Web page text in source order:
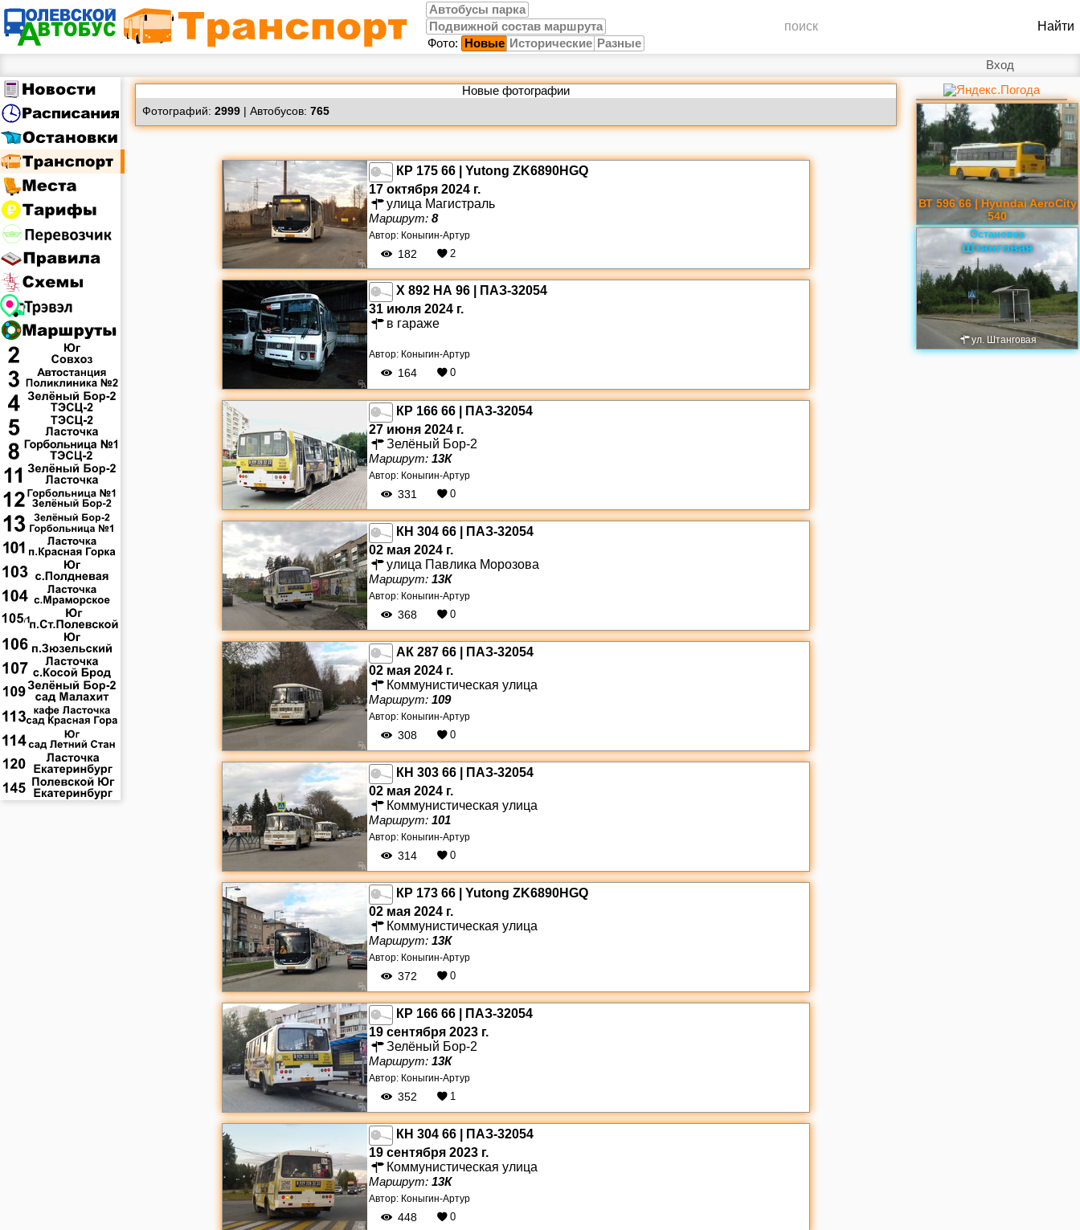
Автобусы парка
Подвижной состав маршрута
Фото:
Новые Исторические Разные
Вход
Новые фотографии
Фотографий: 2999 | Автобусов: 765
КР 175 66 | Yutong ZK6890HGQ
17 октября 2024 г.
улица Магистраль
Маршрут: 8
Автор: Коныгин-Артур
182 2
Х 892 НА 96 | ПАЗ-32054
31 июля 2024 г.
в гараже
Автор: Коныгин-Артур
164 0
КР 166 66 | ПАЗ-32054
27 июня 2024 г.
Зелёный Бор-2
Маршрут: 13К
Автор: Коныгин-Артур
331 0
КН 304 66 | ПАЗ-32054
02 мая 2024 г.
улица Павлика Морозова
Маршрут: 13К
Автор: Коныгин-Артур
368 0
АК 287 66 | ПАЗ-32054
02 мая 2024 г.
Коммунистическая улица
Маршрут: 109
Автор: Коныгин-Артур
308 0
КН 303 66 | ПАЗ-32054
02 мая 2024 г.
Коммунистическая улица
Маршрут: 101
Автор: Коныгин-Артур
314 0
КР 173 66 | Yutong ZK6890HGQ
02 мая 2024 г.
Коммунистическая улица
Маршрут: 13К
Автор: Коныгин-Артур
372 0
КР 166 66 | ПАЗ-32054
19 сентября 2023 г.
Зелёный Бор-2
Маршрут: 13К
Автор: Коныгин-Артур
352 1
КН 304 66 | ПАЗ-32054
19 сентября 2023 г.
Коммунистическая улица
Маршрут: 13К
Автор: Коныгин-Артур
448 0
ВТ 596 66 | Hyundai AeroCity
540
Остановка
Штанговая
ул. Штанговая